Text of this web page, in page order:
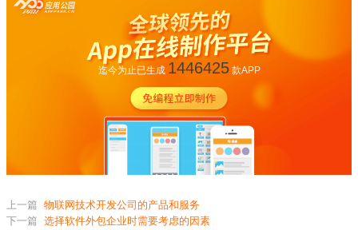
迄今为止已生成 1446425款APP
上一篇 物联网技术开发公司的产品和服务
下一篇 选择软件外包企业时需要考虑的因素